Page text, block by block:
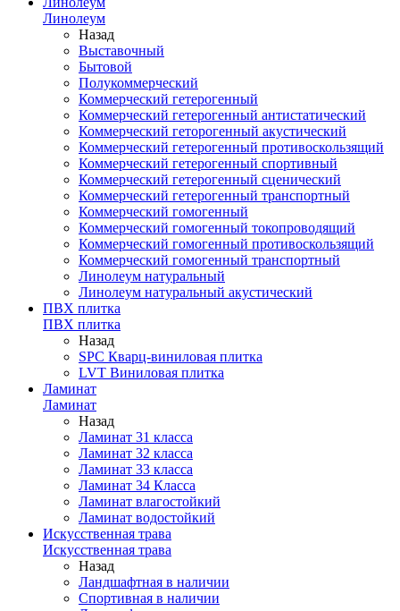
Линолеум
Назад
Выставочный
Бытовой
Полукоммерческий
Коммерческий гетерогенный
Коммерческий гетерогенный антистатический
Коммерческий геторогенный акустический
Коммерческий гетерогенный противоскользящий
Коммерческий гетерогенный спортивный
Коммерческий гетерогенный сценический
Коммерческий гетерогенный транспортный
Коммерческий гомогенный
Коммерческий гомогенный токопроводящий
Коммерческий гомогенный противоскользящий
Коммерческий гомогенный транспортный
Линолеум натуральный
Линолеум натуральный акустический
ПВХ плитка
ПВХ плитка
Назад
SPC Кварц-виниловая плитка
LVT Виниловая плитка
Ламинат
Ламинат
Назад
Ламинат 31 класса
Ламинат 32 класса
Ламинат 33 класса
Ламинат 34 Класса
Ламинат влагостойкий
Ламинат водостойкий
Искусственная трава
Искусственная трава
Назад
Ландшафтная в наличии
Спортивная в наличии